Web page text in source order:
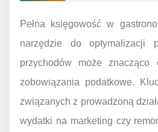
Pełna księgowość w
narzędzie do optymalizacji
przychodów może
zobowiązania podatkowe.
związanych z prowadzoną
wydatki na marketing czy